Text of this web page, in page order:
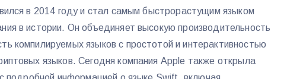
в 2014 году и стал самым быстрорастущим языком
в истории. Он объединяет высокую производительность
компилируемых языков с простотой и интерактивностью
языков. Сегодня компания Apple также открыла